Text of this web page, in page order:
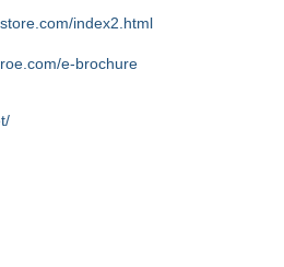
index2.html
e-brochure